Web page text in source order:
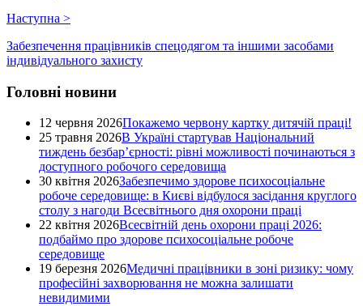
Наступна >
Забезпечення працівників спецодягом та іншими засобами
індивідуального захисту
Головні новини
12 червня 2026Покажемо червону картку дитячій праці!
25 травня 2026В Україні стартував Національний
тиждень безбар’єрності: рівні можливості починаються з
доступного робочого середовища
30 квітня 2026Забезпечимо здорове психосоціальне
робоче середовище: в Києві відбулося засідання круглого
столу з нагоди Всесвітнього дня охорони праці
22 квітня 2026Всесвітній день охорони праці 2026:
подбаймо про здорове психосоціальне робоче
середовище
19 березня 2026Медичні працівники в зоні ризику: чому
професійні захворювання не можна залишати
невидимими